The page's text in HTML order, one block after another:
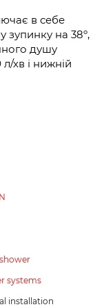
в себе
зупинку на 38º,
душу
л/хв і нижній
systems
installation